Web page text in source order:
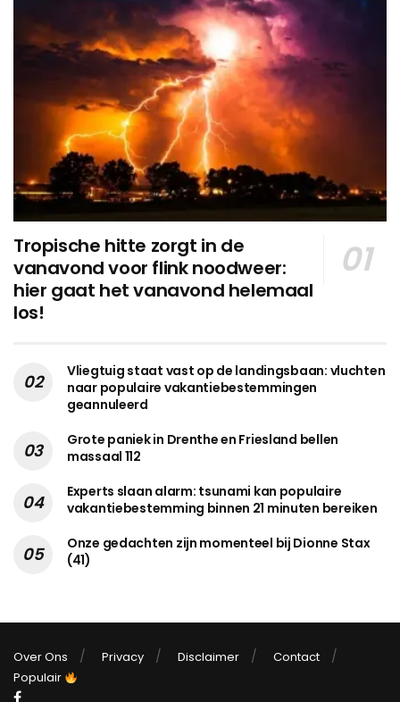
Tropische hitte zorgt in de
vanavond voor flink noodweer:
hier gaat het vanavond helemaal
los!
Vliegtuig staat vast op de landingsbaan: vluchten
naar populaire vakantiebestemmingen
geannuleerd
Grote paniek in Drenthe en Friesland bellen
massaal 112
Experts slaan alarm: tsunami kan populaire
vakantiebestemming binnen 21 minuten bereiken
Onze gedachten zijn momenteel bij Dionne Stax
(41)
Over Ons Privacy Disclaimer
Contact
Populair